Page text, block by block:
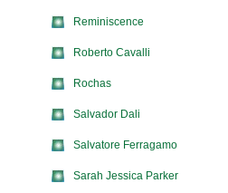
Reminiscence
Roberto Cavalli
Rochas
Salvador Dali
Salvatore Ferragamo
Sarah Jessica Parker